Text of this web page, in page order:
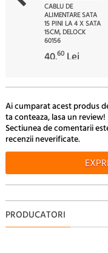
CABLU DE
ALIMENTARE SATA
15 PINI LA 4 X SATA
15CM, DELOCK
60156
40.60 Lei
Ai cumparat acest produs
ta conteaza, lasa un review!
Sectiunea de comentarii
recenzii neverificate.
PRODUCATORI